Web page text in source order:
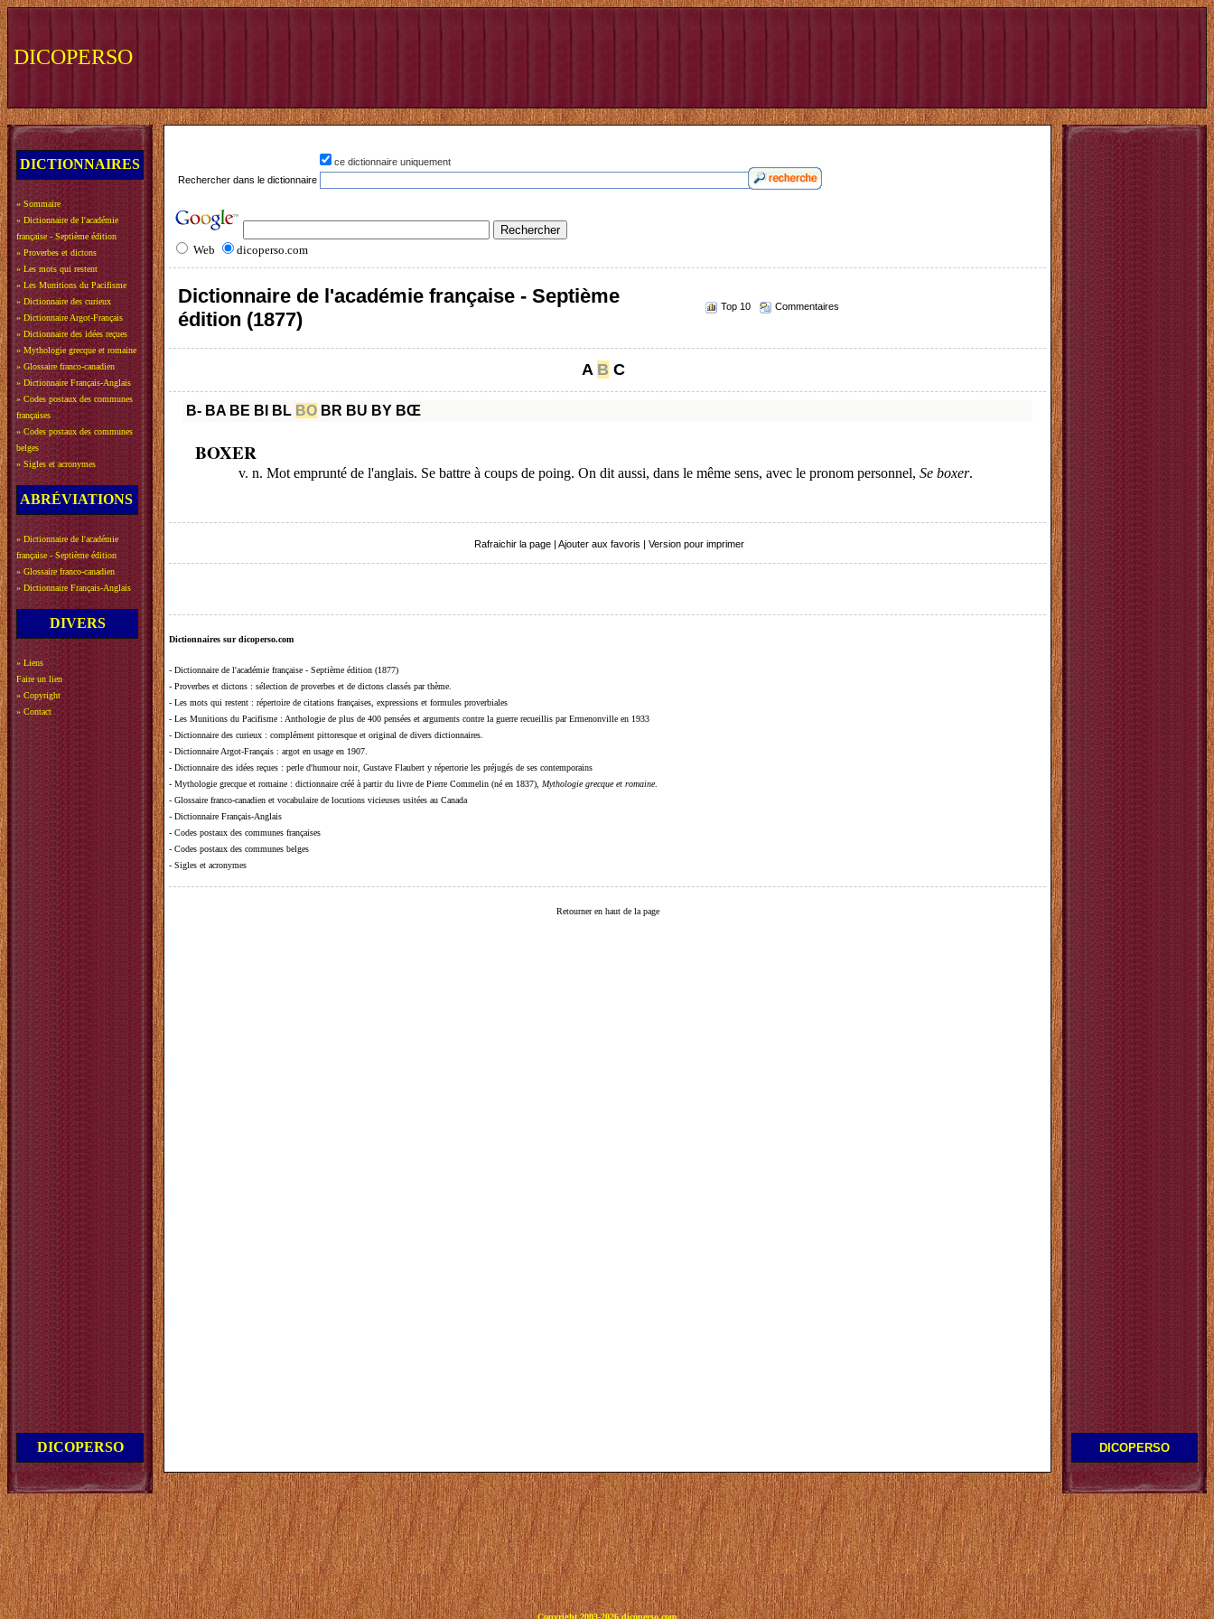
DICOPERSO
DICTIONNAIRES
» Sommaire
» Dictionnaire de l'académie
française - Septième édition
» Proverbes et dictons
» Les mots qui restent
» Les Munitions du Pacifisme
» Dictionnaire des curieux
» Dictionnaire Argot-Français
» Dictionnaire des idées reçues
» Mythologie grecque et romaine
» Glossaire franco-canadien
» Dictionnaire Français-Anglais
» Codes postaux des communes
françaises
» Codes postaux des communes
belges
» Sigles et acronymes
ABRÉVIATIONS
» Dictionnaire de l'académie
française - Septième édition
» Glossaire franco-canadien
» Dictionnaire Français-Anglais
DIVERS
» Liens
Faire un lien
» Copyright
» Contact
DICOPERSO
ce dictionnaire uniquement
Rechercher dans le dictionnaire
Web dicoperso.com
Dictionnaire de l'académie française - Septième
édition (1877)
Top 10 Commentaires
A B C
B- BA BE BI BL BO BR BU BY BŒ
BOXER
v. n. Mot emprunté de l'anglais. Se battre à coups de poing. On dit aussi, dans le même sens, avec le pronom personnel,Se boxer.
Rafraichir la page | Ajouter aux favoris | Version pour imprimer
Dictionnaires sur dicoperso.com
- Dictionnaire de l'académie française - Septième édition (1877)
- Proverbes et dictons : sélection de proverbes et de dictons classés par thème.
- Les mots qui restent : répertoire de citations françaises, expressions et formules proverbiales
- Les Munitions du Pacifisme : Anthologie de plus de 400 pensées et arguments contre la guerre recueillis par Ermenonville en 1933
- Dictionnaire des curieux : complément pittoresque et original de divers dictionnaires.
- Dictionnaire Argot-Français : argot en usage en 1907.
- Dictionnaire des idées reçues : perle d'humour noir, Gustave Flaubert y répertorie les préjugés de ses contemporains
- Mythologie grecque et romaine : dictionnaire créé à partir du livre de Pierre Commelin (né en 1837), Mythologie grecque et romaine.
- Glossaire franco-canadien et vocabulaire de locutions vicieuses usitées au Canada
- Dictionnaire Français-Anglais
- Codes postaux des communes françaises
- Codes postaux des communes belges
- Sigles et acronymes
Retourner en haut de la page
DICOPERSO
Copyright 2003-2026 dicoperso.com